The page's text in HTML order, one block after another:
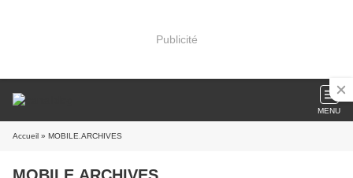
Publicité
MENU
Accueil » MOBILE.ARCHIVES